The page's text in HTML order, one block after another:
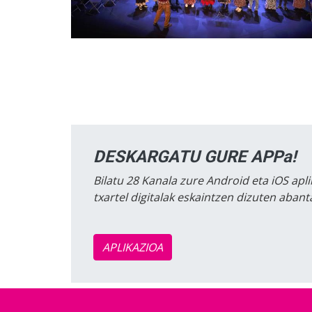
DESKARGATU GURE APPa!
Bilatu 28 Kanala zure Android eta iOS
txartel digitalak eskaintzen dizuten
APLIKAZIOA